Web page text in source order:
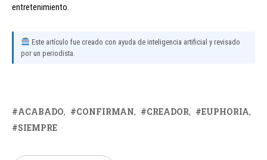
entretenimiento.
Este artículo fue creado con ayuda de inteligencia artificial y revisado
por un periodista.
ACABADO CONFIRMAN CREADOR
EUPHORIA
SIEMPRE